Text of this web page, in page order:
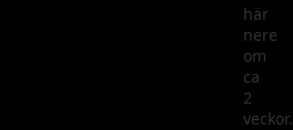
här
nere
om
ca
2
veckor.